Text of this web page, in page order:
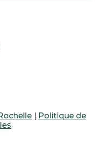
| Politique de